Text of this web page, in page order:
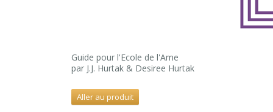
Guide pour l'Ecole de l'Ame
par J.J. Hurtak & Desiree Hurtak
Aller au produit